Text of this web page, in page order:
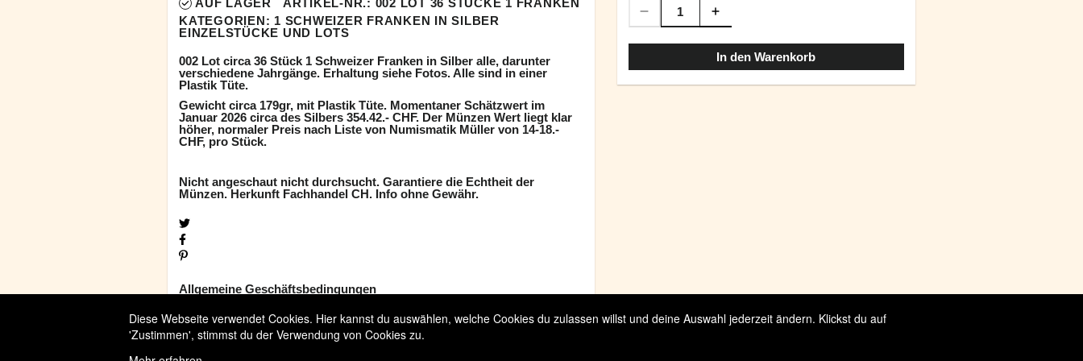
AUF LAGER
ARTIKEL-NR.: 002 LOT 36 STÜCKE 1 FRANKEN
KATEGORIEN: 1 SCHWEIZER FRANKEN IN SILBER
EINZELSTÜCKE UND LOTS
002 Lot circa 36 Stück 1 Schweizer Franken in Silber alle, darunter
verschiedene Jahrgänge. Erhaltung siehe Fotos. Alle sind in einer
Plastik Tüte.
Gewicht circa 179gr, mit Plastik Tüte. Momentaner Schätzwert im
Januar 2026 circa des Silbers 354.42.- CHF. Der Münzen Wert liegt klar
höher, normaler Preis nach Liste von Numismatik Müller von 14-18.-
CHF, pro Stück.
Nicht angeschaut nicht durchsucht. Garantiere die Echtheit der
Münzen. Herkunft Fachhandel CH. Info ohne Gewähr.
Allgemeine Geschäftsbedingungen
Versandbedingungen
In den Warenkorb
Diese Webseite verwendet Cookies. Hier kannst du auswählen, welche Cookies du zulassen willst und deine Auswahl jederzeit ändern. Klickst du auf
'Zustimmen', stimmst du der Verwendung von Cookies zu.